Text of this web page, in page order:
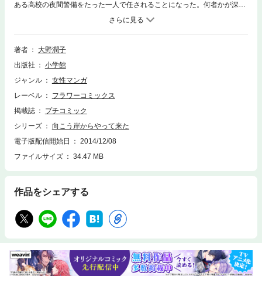
ある高校の夜間警備をたった一人で任されることになった。何者かが深夜
に学校へ忍び込み、窓ガラスや美術作品が壊されたというのだ。憧れの上
司に認められたくて、時間外も一般人を装い構内を見まわる清音。だが、
ハリきる彼女が目にしたのは…！？●収録作品／向こう岸からやって来た
／向こう岸で待っている／向こう岸を歩いてく／晴れ時どき地球人／グル
著者
大野潤子
出版社
小学館
ジャンル
女性マンガ
レーベル
フラワーコミックス
掲載誌
プチコミック
シリーズ
向こう岸からやって来た
電子版配信開始日
2014/12/08
ファイルサイズ
34.47 MB
作品をシェアする